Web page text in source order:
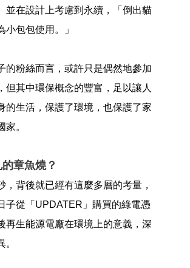
並在設計上考慮到永續，「倒出貓
小包包使用。」
的粉絲而言，或許只是偶然地參加
但其中環保概念的豐富，足以讓人
的生活，保護了環境，也保護了家
家。
章魚燒？
，背後就已經有這麼多層的考量，
子從「UPDATER」購買的綠電憑
再生能源電廠在環境上的意義，深